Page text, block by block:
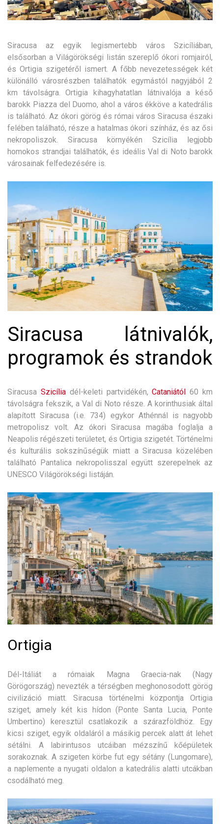
Siracusa az egyik legismertebb város Szicíliában,
elsősorban a Világörökségi listán szereplő ókori romjairól,
és Ortigia szigetéről ismert. A főbb nevezetességek két
különálló városrészben találhatók egymástól nagyjából 2
km távolságra. Ortigia kihagyhatatlan látnivalója a késő
barokk Piazza del Duomo, ahol a város ékköve a katedrális
is található. Az ókori görög és római város Siracusa északi
felében található, része a hatalmas ókori színház, és az ősi
nekropoliszok. Siracusa környékén Szicília legjobb
homokos strandjai találhatók, és ideális Val di Noto barokk
városainak felfedezésére is.
Siracusa látnivalók,
programok és strandok
Siracusa Szicíliadél-keleti partvidékén,Cataniától
60 km
távolságra fekszik, a Val di Noto része. A korinthusiak által
alapított Siracusa (i.e. 734) egykor Athénnál is nagyobb
metropolisz volt. Az ókori Siracusa magába foglalja a
Neapolis régészeti területet, és Ortigia szigetét. Történelmi
és kulturális sokszínűségük miatt a Siracusa közelében
található Pantalica nekropolisszal együtt szerepelnek az
UNESCO Világörökségi listáján.
Ortigia
Dél-Itáliát a rómaiak Magna Graecia-nak (Nagy
Görögország) nevezték a térségben meghonosodott görög
civilizáció miatt. Siracusa történelmi központja Ortigia
sziget, amely két kis hídon (Ponte Santa Lucia, Ponte
Umbertino) keresztül csatlakozik a szárazföldhöz. Egy
kicsi sziget, egyik oldaláról a másikig percek alatt át lehet
sétálni. A labirintusos utcáiban mézszínű kőépületek
sorakoznak. A szigeten körbe fut egy sétány (Lungomare),
a naplemente a nyugati oldalon a katedrális alatti utcákban
csodálható meg.